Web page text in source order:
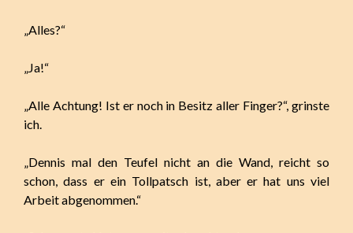
„Alles?“
„Ja!“
„Alle Achtung! Ist er noch in Besitz aller Finger?“, grinste
ich.
„Dennis mal den Teufel nicht an die Wand, reicht so
schon, dass er ein Tollpatsch ist, aber er hat uns viel
Arbeit abgenommen.“